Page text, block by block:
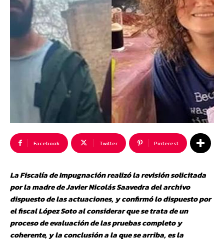
Facebook Twitter Pinterest
La Fiscalía de Impugnación realizó la revisión solicitada
por la madre de Javier Nicolás Saavedra del archivo
dispuesto de las actuaciones, y confirmó lo dispuesto por
el fiscal López Soto al considerar que se trata de un
proceso de evaluación de las pruebas completo y
coherente, y la conclusión a la que se arriba, es la